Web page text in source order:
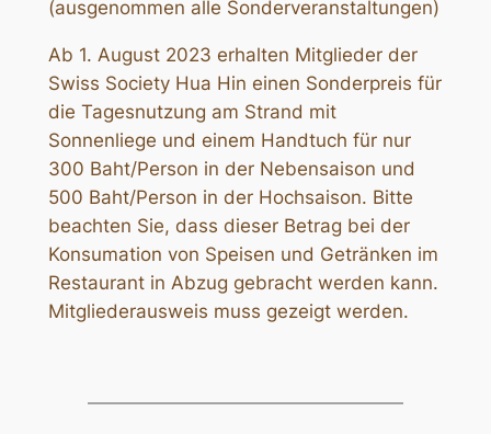
(ausgenommen alle Sonderveranstaltungen)
Ab 1. August 2023 erhalten Mitglieder der
Swiss Society Hua Hin einen Sonderpreis für
die Tagesnutzung am Strand mit
Sonnenliege und einem Handtuch für nur
300 Baht/Person in der Nebensaison und
500 Baht/Person in der Hochsaison. Bitte
beachten Sie, dass dieser Betrag bei der
Konsumation von Speisen und Getränken im
Restaurant in Abzug gebracht werden kann.
Mitgliederausweis muss gezeigt werden.